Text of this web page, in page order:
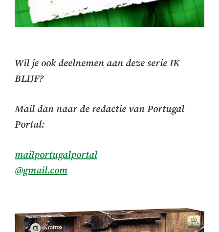
Wil je ook deelnemen aan deze serie IK
BLIJF?
Mail dan naar de redactie van Portugal
Portal:
mailportugalportal
@gmail.com